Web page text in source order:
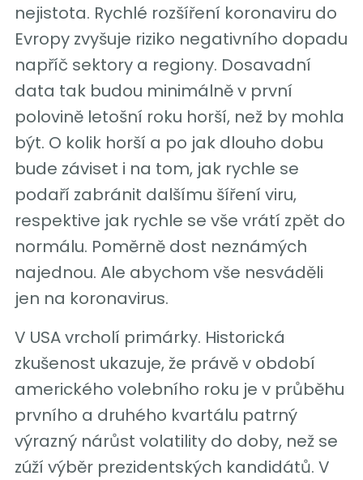
nejistota. Rychlé rozšíření koronaviru do
Evropy zvyšuje riziko negativního dopadu
napříč sektory a regiony. Dosavadní
data tak budou minimálně v první
polovině letošní roku horší, než by mohla
být. O kolik horší a po jak dlouho dobu
bude záviset i na tom, jak rychle se
podaří zabránit dalšímu šíření viru,
respektive jak rychle se vše vrátí zpět do
normálu. Poměrně dost neznámých
najednou. Ale abychom vše nesváděli
jen na koronavirus.
V USA vrcholí primárky. Historická
zkušenost ukazuje, že právě v období
amerického volebního roku je v průběhu
prvního a druhého kvartálu patrný
výrazný nárůst volatility do doby, než se
zúží výběr prezidentských kandidátů. V